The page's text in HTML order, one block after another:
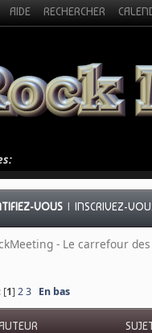
AIDE RECHERCHER
VOUS |INSCRIVEZ-
- Le carrefour
[1]23 En bas